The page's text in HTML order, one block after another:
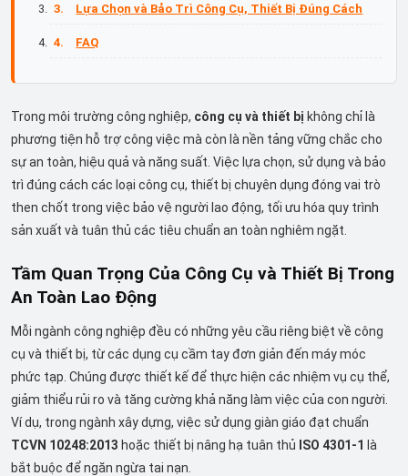
Lựa Chọn và Bảo Trì Công Cụ, Thiết Bị Đúng Cách
FAQ
Trong môi trường công nghiệp, công cụ và thiết bị không chỉ là
phương tiện hỗ trợ công việc mà còn là nền tảng vững chắc cho
sự an toàn, hiệu quả và năng suất. Việc lựa chọn, sử dụng và bảo
trì đúng cách các loại công cụ, thiết bị chuyên dụng đóng vai trò
then chốt trong việc bảo vệ người lao động, tối ưu hóa quy trình
sản xuất và tuân thủ các tiêu chuẩn an toàn nghiêm ngặt.
Tầm Quan Trọng Của Công Cụ và Thiết Bị Trong
An Toàn Lao Động
Mỗi ngành công nghiệp đều có những yêu cầu riêng biệt về công
cụ và thiết bị, từ các dụng cụ cầm tay đơn giản đến máy móc
phức tạp. Chúng được thiết kế để thực hiện các nhiệm vụ cụ thể,
giảm thiểu rủi ro và tăng cường khả năng làm việc của con người.
Ví dụ, trong ngành xây dựng, việc sử dụng giàn giáo đạt chuẩn
TCVN 10248:2013 hoặc thiết bị nâng hạ tuân thủ ISO 4301-1 là
bắt buộc để ngăn ngừa tai nạn.